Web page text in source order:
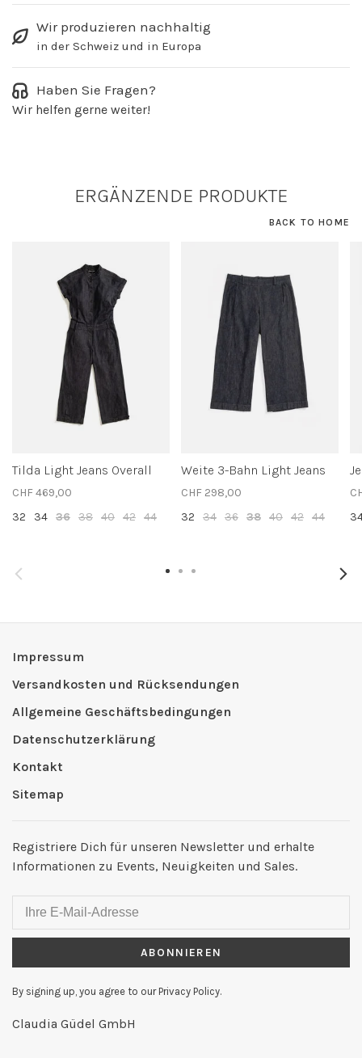
Wir produzieren nachhaltig
in der Schweiz und in Europa
Haben Sie Fragen?
Wir helfen gerne weiter!
ERGÄNZENDE PRODUKTE
BACK TO HOME
Tilda Light Jeans Overall
CHF 469,00
32
34 36 38 40 42 44
Weite 3-Bahn Light Jeans
CHF 298,00
32
34 36 38 40 42 44
Impressum
Versandkosten und Rücksendungen
Allgemeine Geschäftsbedingungen
Datenschutzerklärung
Kontakt
Sitemap
Registriere Dich für unseren Newsletter und erhalte
Informationen zu Events, Neuigkeiten und Sales.
ABONNIEREN
By signing up, you agree to our Privacy Policy.
Claudia Güdel GmbH